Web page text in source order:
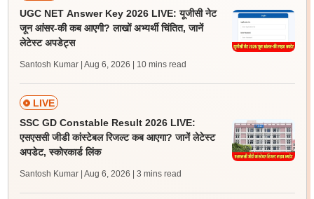
UGC NET Answer Key 2026 LIVE: यूजीसी नेट
जून आंसर-की कब आएगी? लाखों अभ्यर्थी चिंतित, जानें
लेटेस्ट अपडेट्स
Santosh Kumar | Aug 6, 2026 | 10 mins read
LIVE
SSC GD Constable Result 2026 LIVE:
एसएससी जीडी कांस्टेबल रिजल्ट कब आएगा? जानें लेटेस्ट
अपडेट, स्कोरकार्ड लिंक
Santosh Kumar | Aug 6, 2026 | 3 mins read